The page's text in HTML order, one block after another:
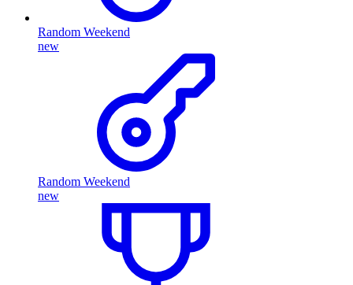
Random Weekend
new
Random Weekend
new